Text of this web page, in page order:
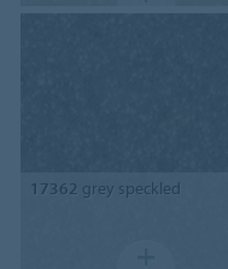
17362 grey speckled